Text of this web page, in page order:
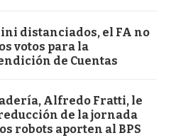
distanciados, el FA no
votos para la
de Cuentas
Alfredo Fratti, le
de la jornada
robots aporten al BPS